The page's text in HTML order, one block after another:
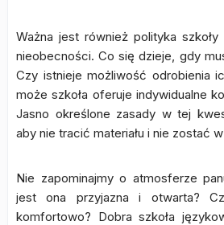
Ważna jest również polityka
nieobecności. Co się dzieje, gdy
Czy istnieje możliwość odrobienia
może szkoła oferuje indywidualne
Jasno określone zasady w tej
aby nie tracić materiału i nie zostać
Nie zapominajmy o atmosferze
jest ona przyjazna i otwarta?
komfortowo? Dobra szkoła